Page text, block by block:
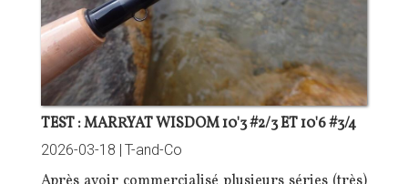
TEST : MARRYAT WISDOM 10'3 #2/3 ET 10'6 #3/4
2026-03-18 | T-and-Co